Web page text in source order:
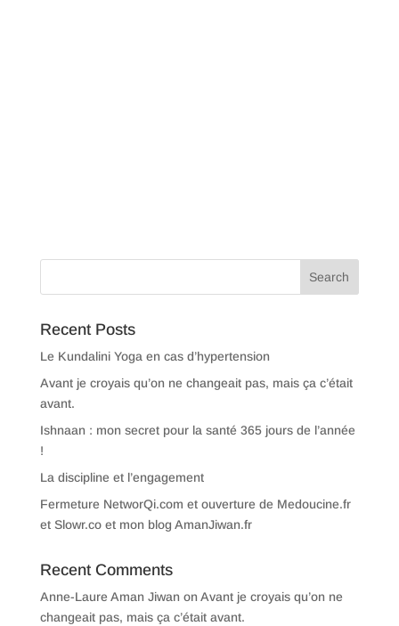
Recent Posts
Le Kundalini Yoga en cas d’hypertension
Avant je croyais qu’on ne changeait pas, mais ça c’était
avant.
Ishnaan : mon secret pour la santé 365 jours de l’année
!
La discipline et l’engagement
Fermeture NetworQi.com et ouverture de Medoucine.fr
et Slowr.co et mon blog AmanJiwan.fr
Recent Comments
Anne-Laure Aman Jiwan on Avant je croyais qu’on ne
changeait pas, mais ça c’était avant.